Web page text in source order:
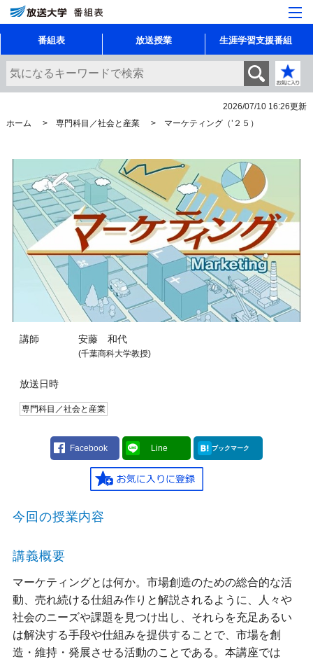
番組表 放送授業 生涯学習支援番組
2026/07/10 16:26更新
ホーム
専門科目／社会と産業 マーケティング（’２５）
講師 安藤 和代
(千葉商科大学教授)
放送日時
専門科目／社会と産業
Facebook Line ブックマーク
今回の授業内容
講義概要
マーケティングとは何か。市場創造のための総合的な活
動、売れ続ける仕組み作りと解説されるように、人々や
社会のニーズや課題を見つけ出し、それらを充足あるい
は解決する手段や仕組みを提供することで、市場を創
造・維持・発展させる活動のことである。本講座では